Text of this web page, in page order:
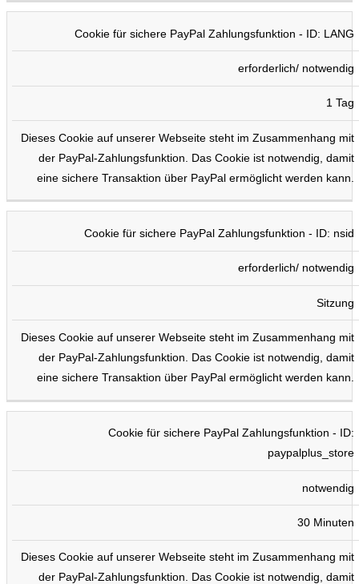
Cookie für sichere PayPal Zahlungsfunktion - ID: LANG
erforderlich/ notwendig
1 Tag
Dieses Cookie auf unserer Webseite steht im Zusammenhang mit
der PayPal-Zahlungsfunktion. Das Cookie ist notwendig, damit
eine sichere Transaktion über PayPal ermöglicht werden kann.
Cookie für sichere PayPal Zahlungsfunktion - ID: nsid
erforderlich/ notwendig
Sitzung
Dieses Cookie auf unserer Webseite steht im Zusammenhang mit
der PayPal-Zahlungsfunktion. Das Cookie ist notwendig, damit
eine sichere Transaktion über PayPal ermöglicht werden kann.
Cookie für sichere PayPal Zahlungsfunktion - ID:
paypalplus_store
notwendig
30 Minuten
Dieses Cookie auf unserer Webseite steht im Zusammenhang mit
der PayPal-Zahlungsfunktion. Das Cookie ist notwendig, damit